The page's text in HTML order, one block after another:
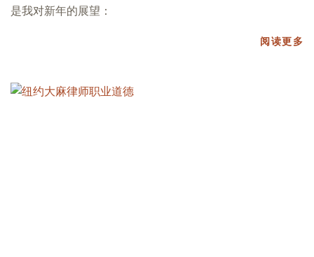
是我对新年的展望：
阅读更多